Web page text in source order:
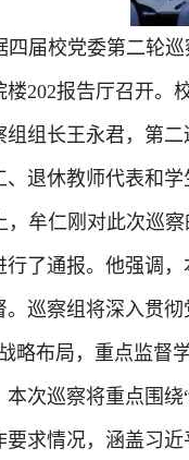
四届校党委第二轮
楼202报告厅召开。
组组长王永君，第
、退休教师代表和
，牟仁刚对此次巡
行了通报。他强调
。巡察组将深入贯
略布局，重点监督
本次巡察将重点围
要求情况，涵盖习